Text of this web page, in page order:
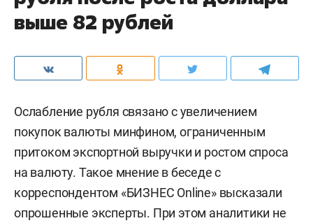
выше 82 рублей
Ослабление рубля связано с увеличением
покупок валюты минфином, ограниченным
притоком экспортной выручки и ростом спроса
на валюту. Такое мнение в беседе с
корреспондентом «БИЗНЕС Online» высказали
опрошенные эксперты. При этом аналитики не